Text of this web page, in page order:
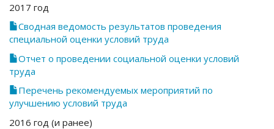
2017 год
Сводная ведомость результатов проведения
специальной оценки условий труда
Отчет о проведении социальной оценки условий
труда
Перечень рекомендуемых мероприятий по
улучшению условий труда
2016 год (и ранее)